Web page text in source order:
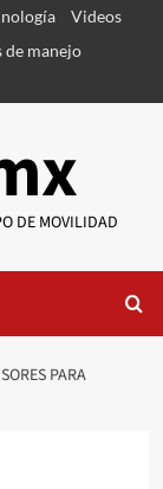
Videos
de manejo
DE MOVILIDAD
PARA